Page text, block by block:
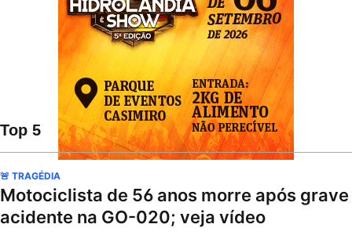
Top 5
🚨 TRAGÉDIA
Motociclista de 56 anos morre após grave
acidente na GO-020; veja vídeo